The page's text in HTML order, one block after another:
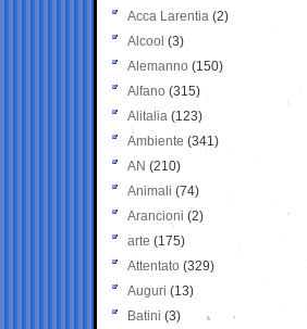
Acca Larentia (2)
Alcool (3)
Alemanno (150)
Alfano (315)
Alitalia (123)
Ambiente (341)
AN (210)
Animali (74)
Arancioni (2)
arte (175)
Attentato (329)
Auguri (13)
Batini (3)